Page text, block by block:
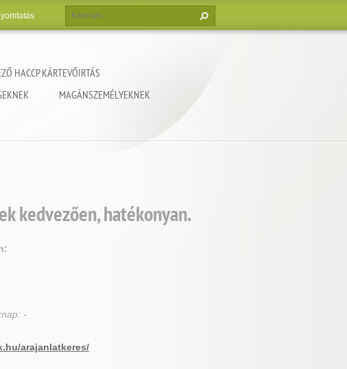
HACCP KÁRTEVŐIRTÁS
MAGÁNSZEMÉLYEKNEK
kedvezően, hatékonyan.
-
arajanlatkeres/